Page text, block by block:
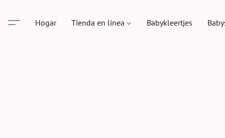
Hogar Tienda en línea Babykleertjes